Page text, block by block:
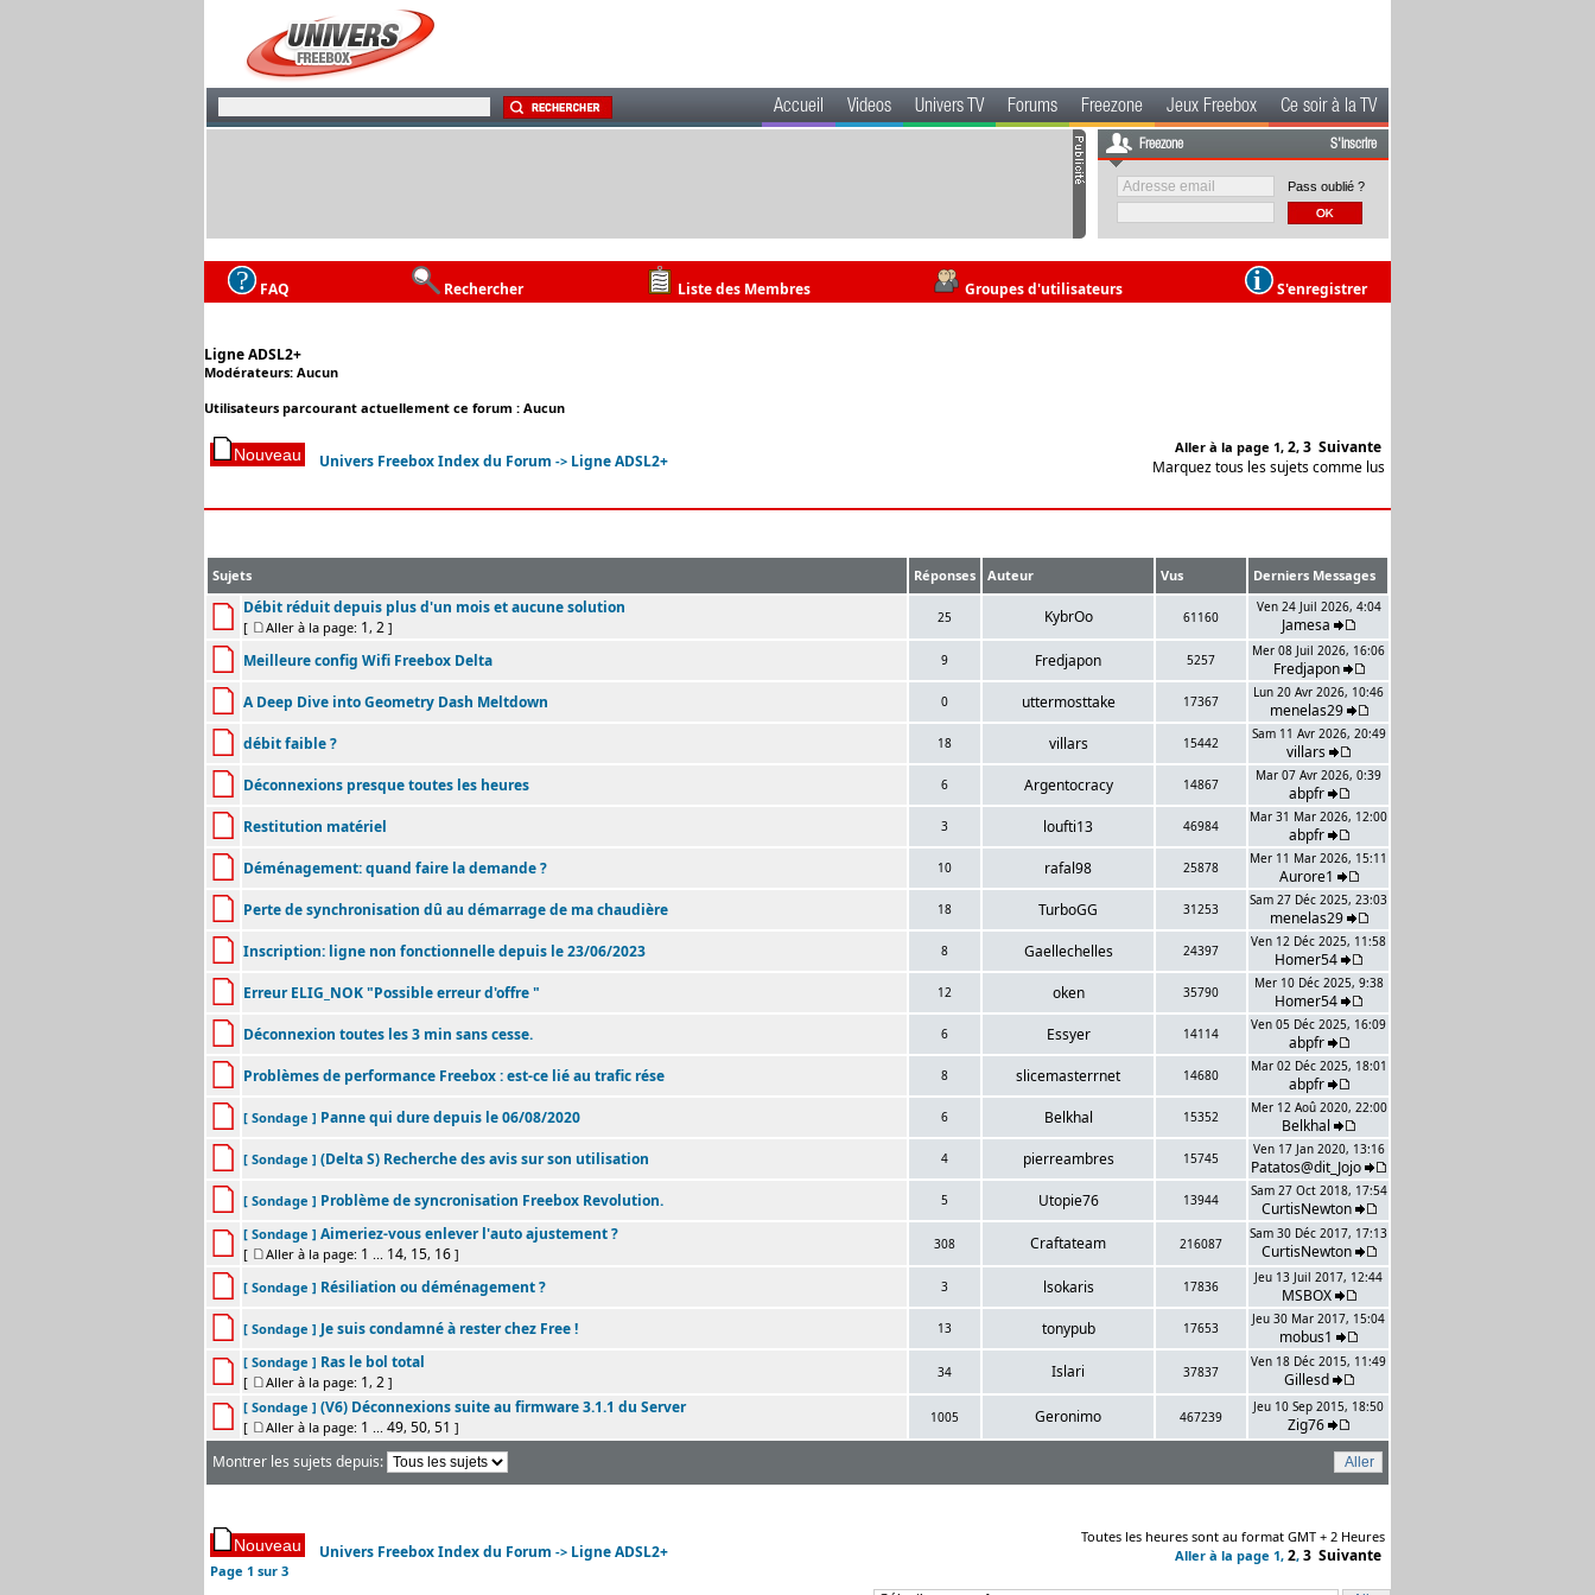
Accueil Videos Univers TV Forums Freezone Jeux Freebox Ce soir à la TV
Freezone S'inscrire
Pass oublié ?
FAQ Rechercher Liste des Membres Groupes d'utilisateurs S'enregistrer
Ligne ADSL2+
Modérateurs: Aucun
Utilisateurs parcourant actuellement ce forum : Aucun
Univers Freebox Index du Forum -> Ligne ADSL2+
Aller à la page 1, 2, 3 Suivante
Marquez tous les sujets comme lus
Sujets Réponses Auteur Vus Derniers Messages
Débit réduit depuis plus d'un mois et aucune solution
[ Aller à la page: 1, 2 ]
25 KybrOo 61160
Ven 24 Juil 2026, 4:04
Jamesa
Meilleure config Wifi Freebox Delta
9 Fredjapon 5257
Mer 08 Juil 2026, 16:06
Fredjapon
A Deep Dive into Geometry Dash Meltdown
0 uttermosttake 17367
Lun 20 Avr 2026, 10:46
menelas29
débit faible ?
18 villars 15442
Sam 11 Avr 2026, 20:49
villars
Déconnexions presque toutes les heures
6 Argentocracy 14867
Mar 07 Avr 2026, 0:39
abpfr
Restitution matériel
3 loufti13 46984
Mar 31 Mar 2026, 12:00
abpfr
Déménagement: quand faire la demande ?
10 rafal98 25878
Mer 11 Mar 2026, 15:11
Aurore1
Perte de synchronisation dû au démarrage de ma chaudière
18 TurboGG 31253
Sam 27 Déc 2025, 23:03
menelas29
Inscription: ligne non fonctionnelle depuis le 23/06/2023
8 Gaellechelles 24397
Ven 12 Déc 2025, 11:58
Homer54
Erreur ELIG_NOK "Possible erreur d'offre "
12 oken 35790
Mer 10 Déc 2025, 9:38
Homer54
Déconnexion toutes les 3 min sans cesse.
6 Essyer 14114
Ven 05 Déc 2025, 16:09
abpfr
Problèmes de performance Freebox : est-ce lié au trafic rése
8 slicemasterrnet 14680
Mar 02 Déc 2025, 18:01
abpfr
[ Sondage ] Panne qui dure depuis le 06/08/2020 6 Belkhal 15352
Mer 12 Aoû 2020, 22:00
Belkhal
[ Sondage ] (Delta S) Recherche des avis sur son utilisation 4 pierreambres 15745
Ven 17 Jan 2020, 13:16
Patatos@dit_Jojo
[ Sondage ] Problème de syncronisation Freebox Revolution. 5 Utopie76 13944
Sam 27 Oct 2018, 17:54
CurtisNewton
[ Sondage ] Aimeriez-vous enlever l'auto ajustement ?
[ Aller à la page: 1 ... 14, 15, 16 ]
308 Craftateam 216087
Sam 30 Déc 2017, 17:13
CurtisNewton
[ Sondage ] Résiliation ou déménagement ? 3 lsokaris 17836
Jeu 13 Juil 2017, 12:44
MSBOX
[ Sondage ] Je suis condamné à rester chez Free ! 13 tonypub 17653
Jeu 30 Mar 2017, 15:04
mobus1
[ Sondage ] Ras le bol total
[ Aller à la page: 1, 2 ]
34 Islari 37837
Ven 18 Déc 2015, 11:49
Gillesd
[ Sondage ] (V6) Déconnexions suite au firmware 3.1.1 du Server
[ Aller à la page: 1 ... 49, 50, 51 ]
1005 Geronimo 467239
Jeu 10 Sep 2015, 18:50
Zig76
Montrer les sujets depuis:
Univers Freebox Index du Forum -> Ligne ADSL2+
Page 1 sur 3
Toutes les heures sont au format GMT + 2 Heures
Aller à la page 1, 2, 3 Suivante